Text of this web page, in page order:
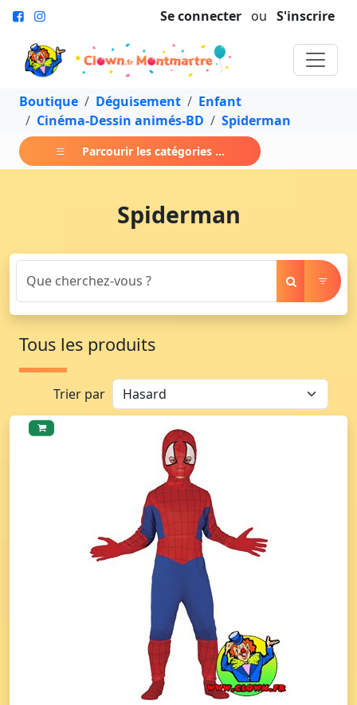
Se connecter ou S'inscrire
Boutique Déguisement
Enfant
Cinéma-Dessin animés-BD
Spiderman
Parcourir les catégories ...
Spiderman
Tous les produits
Trier par